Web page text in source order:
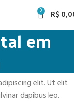
0 R$
em
elit. Ut elit
dapibus leo.